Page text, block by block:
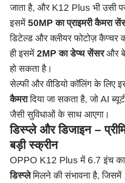
जाता है, और K12 Plus भी उसी
इसमें 50MP का प्राइमरी कैमरा
डिटेल्ड और क्लीयर फोटोज़ कैप्चर
ही इसमें 2MP का डेप्थ सेंसरऔर
हो सकता है।
सेल्फी और वीडियो कॉलिंग के लिए
कैमरादिया जा सकता है, जो AI
जैसी सुविधाओं के साथ आएगा।
डिस्प्ले और डिजाइन –
बड़ी स्क्रीन
OPPO K12 Plus में 6.7 इंच का
डिस्प्लेमिलने की संभावना है,